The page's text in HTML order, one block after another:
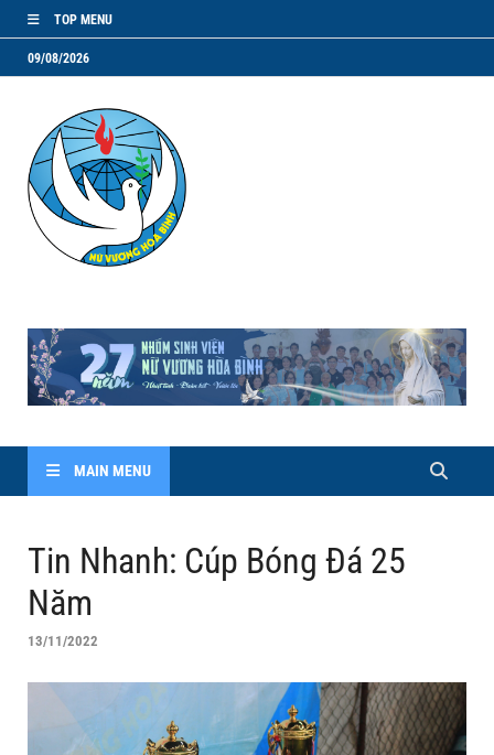
TOP MENU
09/08/2026
MAIN MENU
Tin Nhanh: Cúp Bóng Đá 25
Năm
13/11/2022